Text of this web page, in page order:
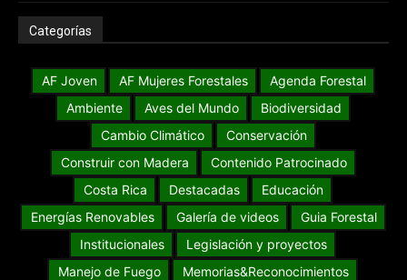
Categorías
AF Joven AF Mujeres Forestales
Agenda Forestal
Ambiente
Aves del Mundo
Biodiversidad
Cambio Climático
Conservación
Construir con Madera
Contenido Patrocinado
Costa Rica
Destacadas
Educación
Energías Renovables
Galería de videos
Guia Forestal
Institucionales
Legislación y proyectos
Manejo de Fuego
Memorias&Reconocimientos